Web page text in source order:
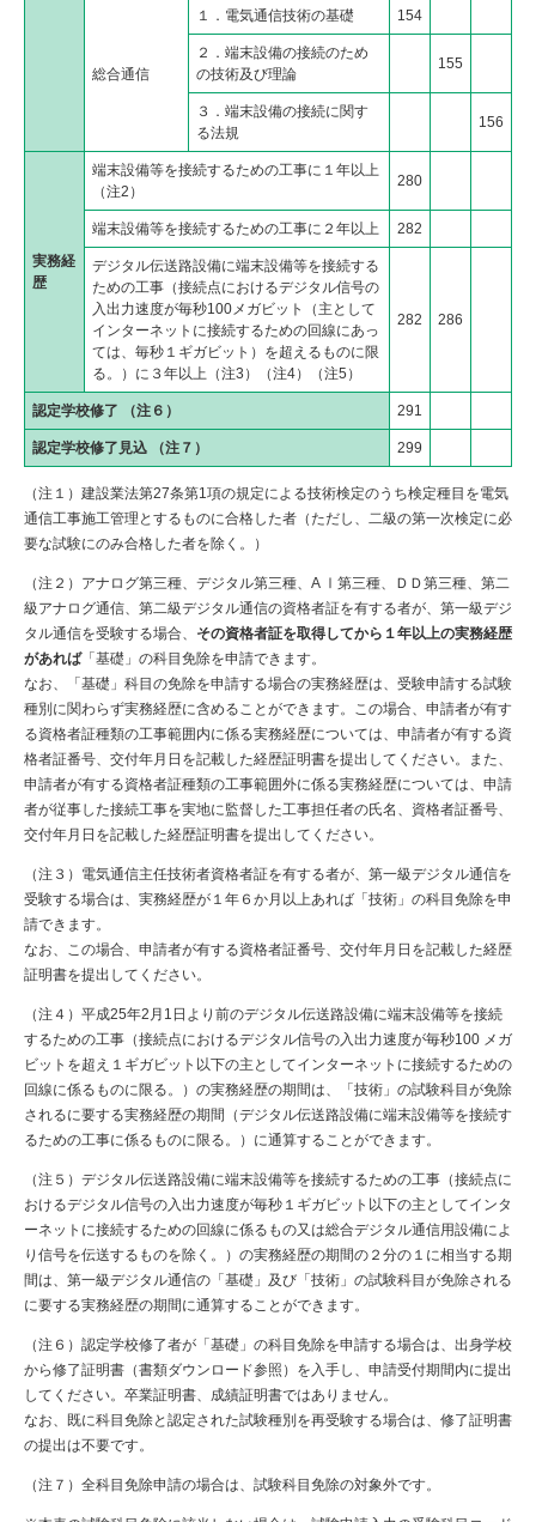
総合通信
１．電気通信技術の基礎 154
２．端末設備の接続のため
の技術及び理論
155
３．端末設備の接続に関す
る法規
156
実務経
歴
端末設備等を接続するための工事に１年以上
（注2）
280
端末設備等を接続するための工事に２年以上 282
デジタル伝送路設備に端末設備等を接続する
ための工事（接続点におけるデジタル信号の
入出力速度が毎秒100メガビット（主として
インターネットに接続するための回線にあっ
ては、毎秒１ギガビット）を超えるものに限
る。）に３年以上（注3）（注4）（注5）
282 286
認定学校修了 （注６） 291
認定学校修了見込 （注７） 299
（注１）建設業法第27条第1項の規定による技術検定のうち検定種目を電気
通信工事施工管理とするものに合格した者（ただし、二級の第一次検定に必
要な試験にのみ合格した者を除く。）
（注２）アナログ第三種、デジタル第三種、A Ⅰ第三種、ＤＤ第三種、第二
級アナログ通信、第二級デジタル通信の資格者証を有する者が、第一級デジ
タル通信を受験する場合、 その資格者証を取得してから１年以上の実務経歴
があれば「基礎」の科目免除を申請できます。
なお、「基礎」科目の免除を申請する場合の実務経歴は、受験申請する試験
種別に関わらず実務経歴に含めることができます。この場合、申請者が有す
る資格者証種類の工事範囲内に係る実務経歴については、申請者が有する資
格者証番号、交付年月日を記載した経歴証明書を提出してください。また、
申請者が有する資格者証種類の工事範囲外に係る実務経歴については、申請
者が従事した接続工事を実地に監督した工事担任者の氏名、資格者証番号、
交付年月日を記載した経歴証明書を提出してください。
（注３）電気通信主任技術者資格者証を有する者が、第一級デジタル通信を
受験する場合は、実務経歴が１年６か月以上あれば「技術」の科目免除を申
請できます。
なお、この場合、申請者が有する資格者証番号、交付年月日を記載した経歴
証明書を提出してください。
（注４）平成25年2月1日より前のデジタル伝送路設備に端末設備等を接続
するための工事（接続点におけるデジタル信号の入出力速度が毎秒100 メガ
ビットを超え１ギガビット以下の主としてインターネットに接続するための
回線に係るものに限る。）の実務経歴の期間は、「技術」の試験科目が免除
されるに要する実務経歴の期間（デジタル伝送路設備に端末設備等を接続す
るための工事に係るものに限る。）に通算することができます。
（注５）デジタル伝送路設備に端末設備等を接続するための工事（接続点に
おけるデジタル信号の入出力速度が毎秒１ギガビット以下の主としてインタ
ーネットに接続するための回線に係るもの又は総合デジタル通信用設備によ
り信号を伝送するものを除く。）の実務経歴の期間の２分の１に相当する期
間は、第一級デジタル通信の「基礎」及び「技術」の試験科目が免除される
に要する実務経歴の期間に通算することができます。
（注６）認定学校修了者が「基礎」の科目免除を申請する場合は、出身学校
から修了証明書（書類ダウンロード参照）を入手し、申請受付期間内に提出
してください。卒業証明書、成績証明書ではありません。
なお、既に科目免除と認定された試験種別を再受験する場合は、修了証明書
の提出は不要です。
（注７）全科目免除申請の場合は、試験科目免除の対象外です。